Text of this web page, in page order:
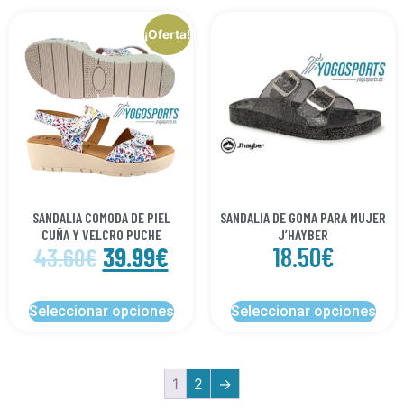
¡Oferta!
SANDALIA COMODA DE PIEL
CUÑA Y VELCRO PUCHE
43.60€ 39.99€
Seleccionar opciones
SANDALIA DE GOMA PARA MUJER
J’HAYBER
18.50€
Seleccionar opciones
1 2 →